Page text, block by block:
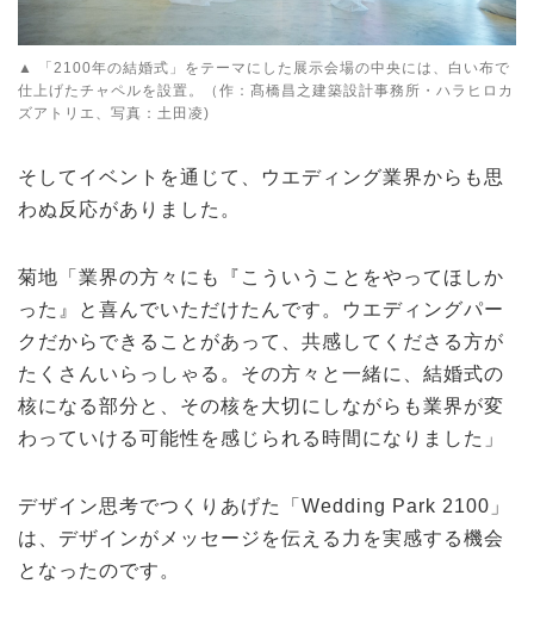
▲ 「2100年の結婚式」をテーマにした展示会場の中央には、白い布で
仕上げたチャペルを設置。（作：髙橋昌之建築設計事務所・ハラヒロカ
ズアトリエ、写真：土田凌)
そしてイベントを通じて、ウエディング業界からも思
わぬ反応がありました。
菊地「業界の方々にも『こういうことをやってほしか
った』と喜んでいただけたんです。ウエディングパー
クだからできることがあって、共感してくださる方が
たくさんいらっしゃる。その方々と一緒に、結婚式の
核になる部分と、その核を大切にしながらも業界が変
わっていける可能性を感じられる時間になりました」
デザイン思考でつくりあげた「Wedding Park 2100」
は、デザインがメッセージを伝える力を実感する機会
となったのです。